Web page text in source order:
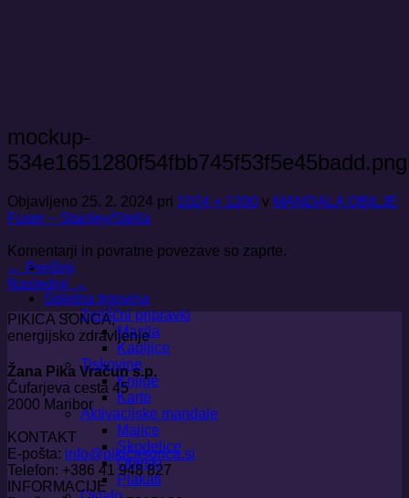
Spletna trgovina
Zeliščni pripravki
Mazila
Kapljice
Tiskovine
Knjige
Karte
Aktivacijske mandale
Majice
Skodelice
Obeski
Plakati
mockup-
534e1651280f54fbb745f53f5e45badd.png
Objavljeno 25. 2. 2024 pri 1024 × 1200 v MANDALA OBILJE
Fuser – Stanley/Stella
Komentarji in povratne povezave so zaprte.
← Prejšnji
Naslednji →
PIKICA SONCA,
energijsko zdravljenje
Žana Pika Vračun s.p.
Čufarjeva cesta 45
2000 Maribor
KONTAKT
E-pošta: info@pikicasonca.si
Telefon: +386 41 948 827
INFORMACIJE